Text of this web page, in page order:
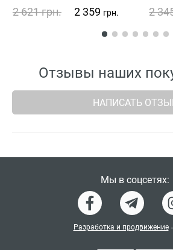
2 621грн. 2 359 грн. 2
Отзывы наших
НАПИСАТЬ
Мы в соцсетях:
Разработка и продвижение